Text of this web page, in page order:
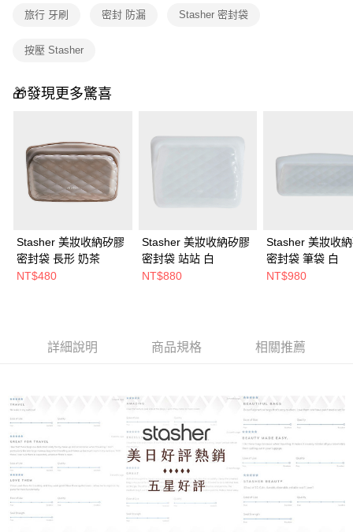
旅行 牙刷 密封 防漏 Stasher 密封袋
按壓 Stasher
🎁發現更多驚喜
Stasher 美妝收納矽膠
密封袋 長形 奶茶
NT$480
Stasher 美妝收納矽膠
密封袋 站站 白
NT$880
Stasher 美妝收
密封袋 筆袋 白
NT$980
詳細說明 商品規格 相關推薦